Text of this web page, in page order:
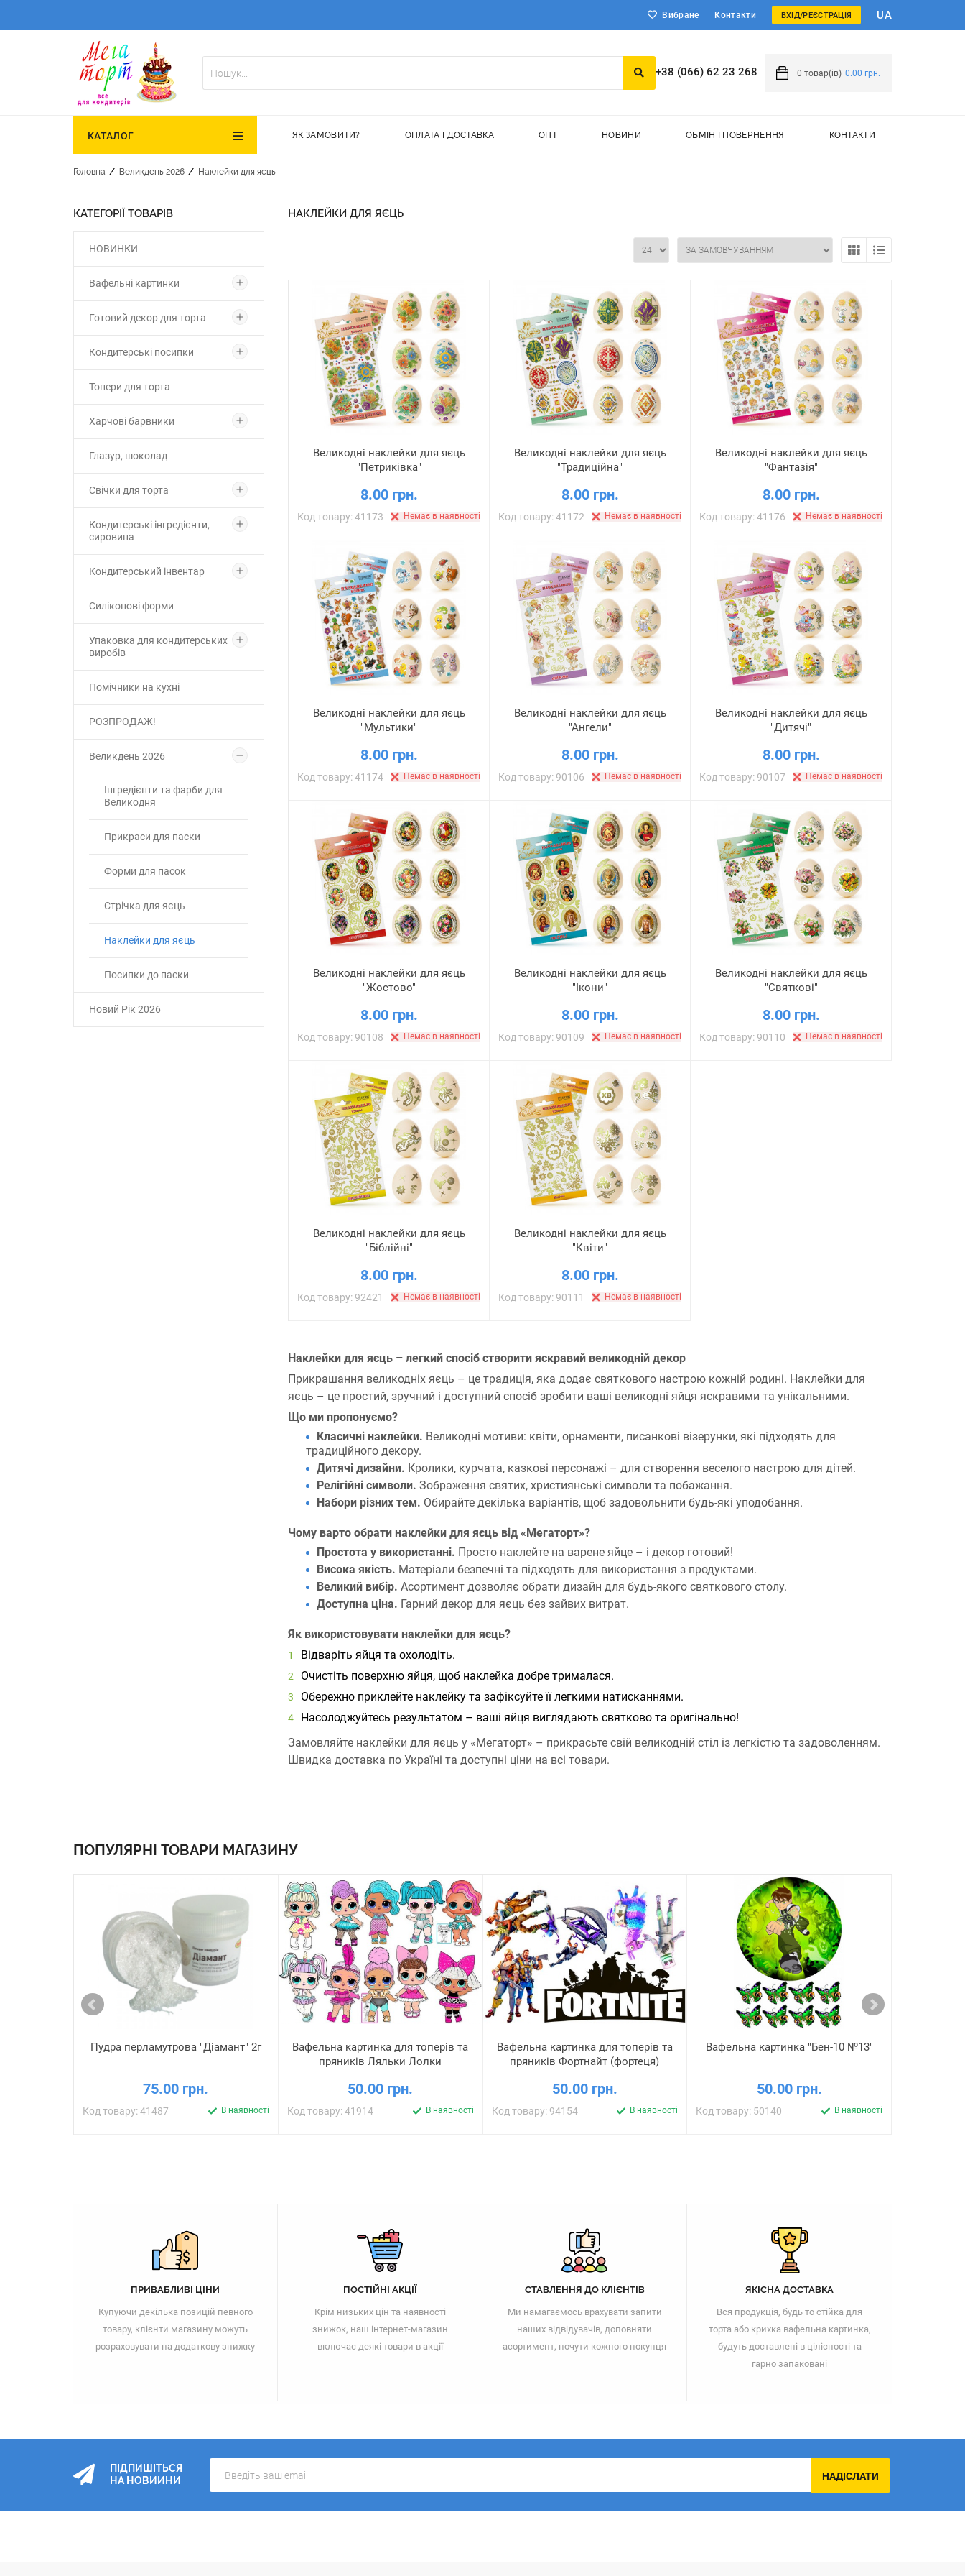
Вибране Контакти ВХІД/РЕЄСТРАЦІЯ UA
+38 (066) 62 23 268 0 товар(ів) 0.00 грн.
КАТАЛОГ ЯК ЗАМОВИТИ? ОПЛАТА І ДОСТАВКА ОПТ НОВИНИ ОБМІН І ПОВЕРНЕННЯ КОНТАКТИ
Головна / Великдень 2026 / Наклейки для яєць
КАТЕГОРІЇ ТОВАРІВ
НОВИНКИ
Вафельні картинки
Готовий декор для торта
Кондитерські посипки
Топери для торта
Харчові барвники
Глазур, шоколад
Свічки для торта
Кондитерські інгредієнти,
сировина
Кондитерський інвентар
Силіконові форми
Упаковка для кондитерських
виробів
Помічники на кухні
РОЗПРОДАЖ!
Великдень 2026
Інгредієнти та фарби для
Великодня
Прикраси для паски
Форми для пасок
Стрічка для яєць
Наклейки для яєць
Посипки до паски
Новий Рік 2026
НАКЛЕЙКИ ДЛЯ ЯЄЦЬ
Великодні наклейки для яєць
"Петриківка"
8.00 грн.
Код товару: 41173 Немає в наявності
Великодні наклейки для яєць
"Традиційна"
8.00 грн.
Код товару: 41172 Немає в наявності
Великодні наклейки для яєць
"Фантазія"
8.00 грн.
Код товару: 41176 Немає в наявності
Великодні наклейки для яєць
"Мультики"
8.00 грн.
Код товару: 41174 Немає в наявності
Великодні наклейки для яєць
"Ангели"
8.00 грн.
Код товару: 90106 Немає в наявності
Великодні наклейки для яєць
"Дитячі"
8.00 грн.
Код товару: 90107 Немає в наявності
Великодні наклейки для яєць
"Жостово"
8.00 грн.
Код товару: 90108 Немає в наявності
Великодні наклейки для яєць
"Ікони"
8.00 грн.
Код товару: 90109 Немає в наявності
Великодні наклейки для яєць
"Святкові"
8.00 грн.
Код товару: 90110 Немає в наявності
Великодні наклейки для яєць
"Біблійні"
8.00 грн.
Код товару: 92421 Немає в наявності
Великодні наклейки для яєць
"Квіти"
8.00 грн.
Код товару: 90111 Немає в наявності
Наклейки для яєць – легкий спосіб створити яскравий великодній декор
Прикрашання великодніх яєць – це традиція, яка додає святкового настрою кожній родині. Наклейки для
яєць – це простий, зручний і доступний спосіб зробити ваші великодні яйця яскравими та унікальними.
Що ми пропонуємо?
Класичні наклейки. Великодні мотиви: квіти, орнаменти, писанкові візерунки, які підходять для
традиційного декору.
Дитячі дизайни. Кролики, курчата, казкові персонажі – для створення веселого настрою для дітей.
Релігійні символи. Зображення святих, християнські символи та побажання.
Набори різних тем. Обирайте декілька варіантів, щоб задовольнити будь-які уподобання.
Чому варто обрати наклейки для яєць від «Мегаторт»?
Простота у використанні. Просто наклейте на варене яйце – і декор готовий!
Висока якість. Матеріали безпечні та підходять для використання з продуктами.
Великий вибір. Асортимент дозволяє обрати дизайн для будь-якого святкового столу.
Доступна ціна. Гарний декор для яєць без зайвих витрат.
Як використовувати наклейки для яєць?
Відваріть яйця та охолодіть.
Очистіть поверхню яйця, щоб наклейка добре трималася.
Обережно приклейте наклейку та зафіксуйте її легкими натисканнями.
Насолоджуйтесь результатом – ваші яйця виглядають святково та оригінально!
Замовляйте наклейки для яєць у «Мегаторт» – прикрасьте свій великодній стіл із легкістю та задоволенням.
Швидка доставка по Україні та доступні ціни на всі товари.
ПОПУЛЯРНІ ТОВАРИ МАГАЗИНУ
Пудра перламутрова "Діамант" 2г
75.00 грн.
Код товару: 41487 В наявності
Вафельна картинка для топерів та
пряників Ляльки Лолки
50.00 грн.
Код товару: 41914 В наявності
Вафельна картинка для топерів та
пряників Фортнайт (фортеця)
50.00 грн.
Код товару: 94154 В наявності
Вафельна картинка "Бен-10 №13"
50.00 грн.
Код товару: 50140 В наявності
ПРИВАБЛИВІ ЦІНИ
Купуючи декілька позицій певного
товару, клієнти магазину можуть
розраховувати на додаткову знижку
ПОСТІЙНІ АКЦІЇ
Крім низьких цін та наявності
знижок, наш інтернет-магазин
включає деякі товари в акції
СТАВЛЕННЯ ДО КЛІЄНТІВ
Ми намагаємось врахувати запити
наших відвідувачів, доповняти
асортимент, почути кожного покупця
ЯКІСНА ДОСТАВКА
Вся продукція, будь то стійка для
торта або крихка вафельна картинка,
будуть доставлені в цілісності та
гарно запаковані
ПІДПИШІТЬСЯ
НА НОВИИНИ
НАДІСЛАТИ